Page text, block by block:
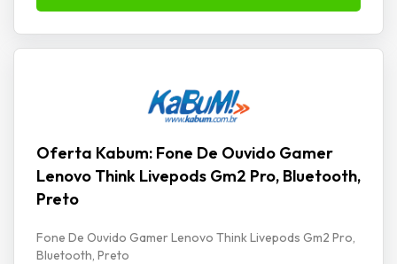
Oferta Kabum: Fone De Ouvido Gamer
Lenovo Think Livepods Gm2 Pro, Bluetooth,
Preto
Fone De Ouvido Gamer Lenovo Think Livepods Gm2 Pro,
Bluetooth, Preto